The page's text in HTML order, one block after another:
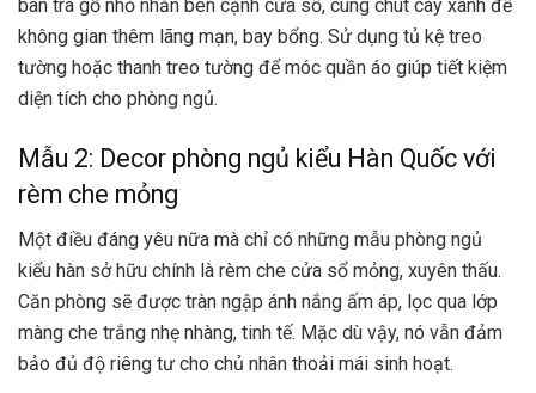
bàn trà gỗ nhỏ nhắn bên cạnh cửa sổ, cùng chút cây xanh để
không gian thêm lãng mạn, bay bổng. Sử dụng tủ kệ treo
tường hoặc thanh treo tường để móc quần áo giúp tiết kiệm
diện tích cho phòng ngủ.
Mẫu 2: Decor phòng ngủ kiểu Hàn Quốc với
rèm che mỏng
Một điều đáng yêu nữa mà chỉ có những mẫu phòng ngủ
kiểu hàn sở hữu chính là rèm che cửa sổ mỏng, xuyên thấu.
Căn phòng sẽ được tràn ngập ánh nắng ấm áp, lọc qua lớp
màng che trắng nhẹ nhàng, tinh tế. Mặc dù vậy, nó vẫn đảm
bảo đủ độ riêng tư cho chủ nhân thoải mái sinh hoạt.